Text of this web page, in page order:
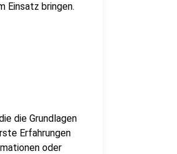
Einsatz bringen.
die Grundlagen
Erfahrungen
oder